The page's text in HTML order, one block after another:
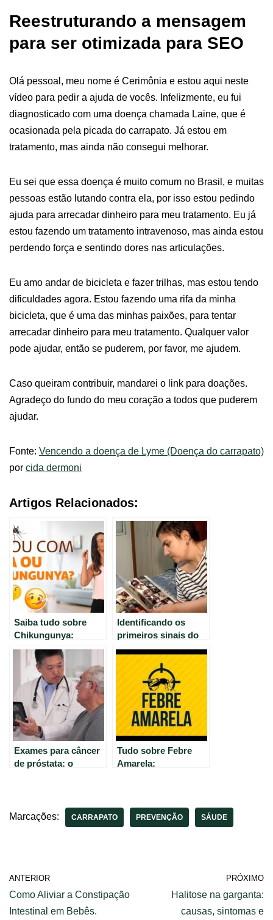
Reestruturando a mensagem
para ser otimizada para SEO
Olá pessoal, meu nome é Cerimônia e estou aqui neste
vídeo para pedir a ajuda de vocês. Infelizmente, eu fui
diagnosticado com uma doença chamada Laine, que é
ocasionada pela picada do carrapato. Já estou em
tratamento, mas ainda não consegui melhorar.
Eu sei que essa doença é muito comum no Brasil, e muitas
pessoas estão lutando contra ela, por isso estou pedindo
ajuda para arrecadar dinheiro para meu tratamento. Eu já
estou fazendo um tratamento intravenoso, mas ainda estou
perdendo força e sentindo dores nas articulações.
Eu amo andar de bicicleta e fazer trilhas, mas estou tendo
dificuldades agora. Estou fazendo uma rifa da minha
bicicleta, que é uma das minhas paixões, para tentar
arrecadar dinheiro para meu tratamento. Qualquer valor
pode ajudar, então se puderem, por favor, me ajudem.
Caso queiram contribuir, mandarei o link para doações.
Agradeço do fundo do meu coração a todos que puderem
ajudar.
Fonte: Vencendo a doença de Lyme (Doença do carrapato)
por cida dermoni
Artigos Relacionados:
Saiba tudo sobre
Chikungunya:
causas, sintomas e
cuidados para ter
uma vida saudável //
Viver Bem
Identificando os
primeiros sinais do
câncer colorretal:
guia completo.
Exames para câncer
de próstata: o
Tudo sobre Febre
Amarela:
Marcações: CARRAPATO PREVENÇÃO SÁUDE
ANTERIOR
Como Aliviar a Constipação
Intestinal em Bebês.
PRÓXIMO
Halitose na garganta:
causas, sintomas e